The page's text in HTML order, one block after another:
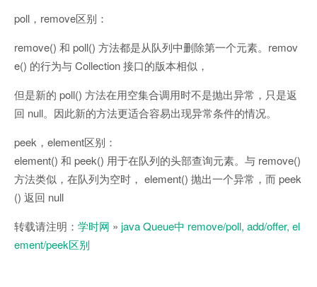
poll，remove区别：
remove() 和 poll() 方法都是从队列中删除第一个元素。remov
e() 的行为与 Collection 接口的版本相似，
但是新的 poll() 方法在用空集合调用时不是抛出异常，只是返
回 null。因此新的方法更适合容易出现异常条件的情况。
peek，element区别：
element() 和 peek() 用于在队列的头部查询元素。与 remove()
方法类似，在队列为空时， element() 抛出一个异常，而 peek
() 返回 null
转载请注明： 学时网 » java Queue中 remove/poll, add/offer, el
ement/peek区别